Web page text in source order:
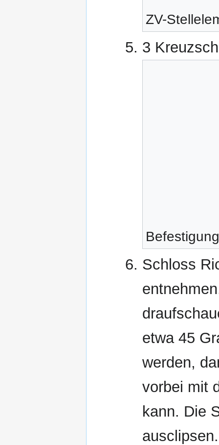
ZV-
3
Schloss
etwa 45
werden,
vorbei mit
kann. Die
ausclipsen.